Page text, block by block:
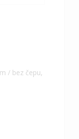
/ bez čepu,